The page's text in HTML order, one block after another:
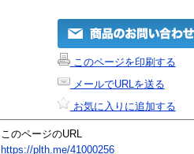
このページを印刷する
メールでURLを送る
お気に入りに追加する
このページのURL
https://plth.me/41000256